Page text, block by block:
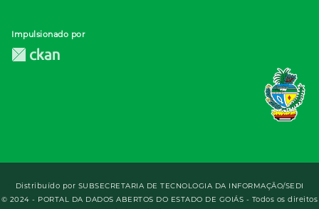
Impulsionado por
Distribuído por SUBSECRETARIA DE TECNOLOGIA DA INFORMAÇÃO/SEDI
© 2024 - PORTAL DA DADOS ABERTOS DO ESTADO DE GOIÁS - Todos os direitos